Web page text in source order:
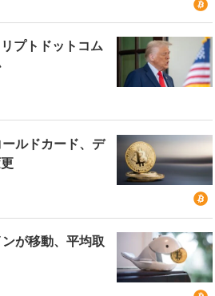
プトドットコム
ルドカード、デ
が移動、平均取